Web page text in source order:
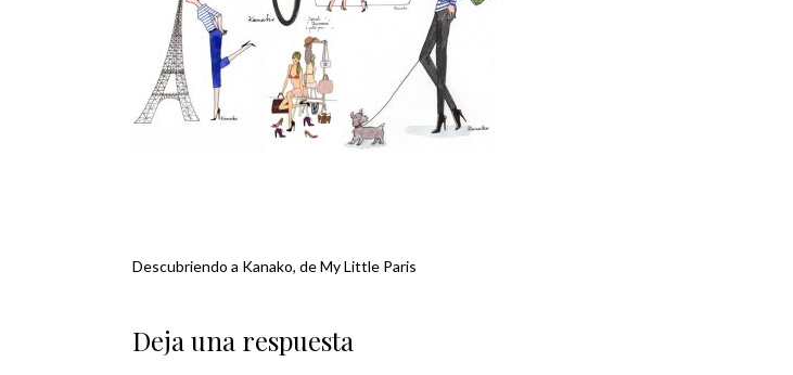
Navegación
de
Descubriendo a Kanako, de My Little Paris
Deja una respuesta